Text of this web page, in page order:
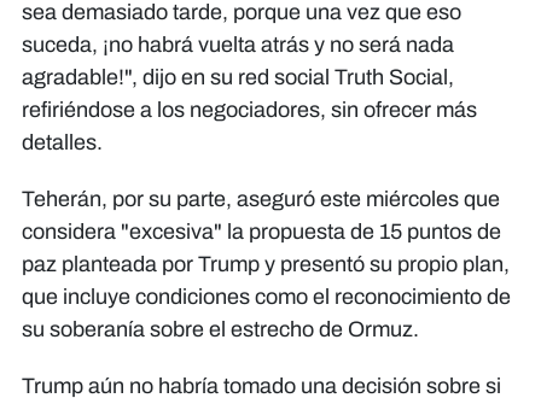
sea demasiado tarde, porque una vez que eso
suceda, ¡no habrá vuelta atrás y no será nada
agradable!", dijo en su red social Truth Social,
refiriéndose a los negociadores, sin ofrecer más
detalles.
Teherán, por su parte, aseguró este miércoles que
considera "excesiva" la propuesta de 15 puntos de
paz planteada por Trump y presentó su propio plan,
que incluye condiciones como el reconocimiento de
su soberanía sobre el estrecho de Ormuz.
Trump aún no habría tomado una decisión sobre si